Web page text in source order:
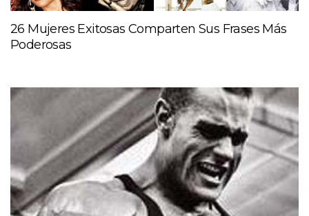
26 Mujeres Exitosas Comparten Sus Frases Más
Poderosas